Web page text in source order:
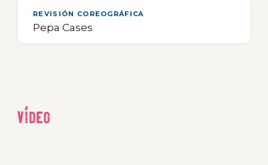
REVISIÓN COREOGRÁFICA
Pepa Cases
Vídeo